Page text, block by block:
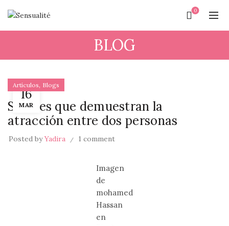
0
BLOG
16
MAR
Artículos, Blogs
Señales que demuestran la
atracción entre dos personas
Posted byYadira 1 comment
Imagen
de
mohamed
Hassan
en